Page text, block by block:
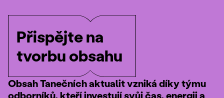
Přispějte na
tvorbu obsahu
Obsah Tanečních aktualit vzniká díky týmu
odborníků, kteří investují svůj čas, energii a